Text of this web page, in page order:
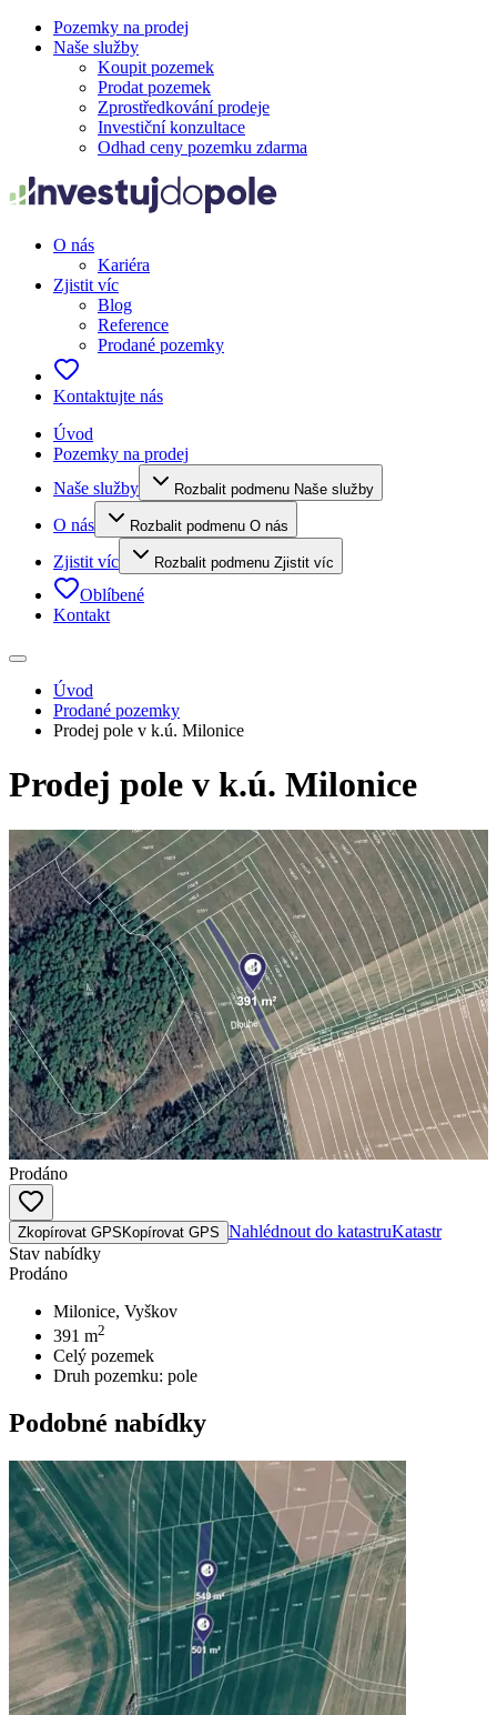
Pozemky na prodej
Naše služby
Koupit pozemek
Prodat pozemek
Zprostředkování prodeje
Investiční konzultace
Odhad ceny pozemku zdarma
O nás
Kariéra
Zjistit víc
Blog
Reference
Prodané pozemky
Kontaktujte nás
Úvod
Pozemky na prodej
Naše služby
Rozbalit podmenu Naše služby
O nás Rozbalit podmenu O nás
Zjistit víc Rozbalit podmenu Zjistit víc
Oblíbené
Kontakt
Úvod
Prodané pozemky
Prodej pole v k.ú. Milonice
Prodej pole v k.ú. Milonice
Prodáno
Zkopírovat GPS Kopírovat GPS Nahlédnout do katastruKatastr
Stav nabídky
Prodáno
Milonice, Vyškov
391 m2
Celý pozemek
Druh pozemku: pole
Podobné nabídky